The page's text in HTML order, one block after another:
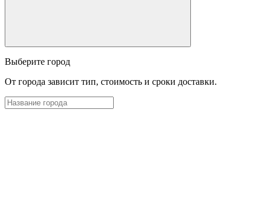
Выберите город
От города зависит тип, стоимость и сроки доставки.